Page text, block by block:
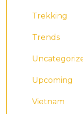
Trekking
Trends
Upcoming
Vietnam